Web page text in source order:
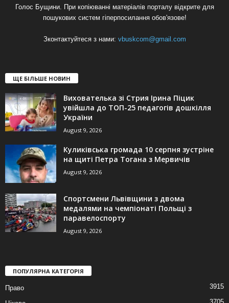
Голос Бущини. При копіюванні матеріалів порталу відкрите для
пошукових систем гіперпосилання обов'язове!
Зконтактуйтеся з нами: vbuskcom@gmail.com
ЩЕ БІЛЬШЕ НОВИН
Вихователька зі Стрия Ірина Піцик
увійшла до ТОП-25 педагогів дошкілля
України
August 9, 2026
Куликівська громада 10 серпня зустріне
на щиті Петра Тогана з Мервичів
August 9, 2026
Спортсмени Львівщини з двома
медалями на чемпіонаті Польщі з
паравелоспорту
August 9, 2026
ПОПУЛЯРНА КАТЕГОРІЯ
Право 3915